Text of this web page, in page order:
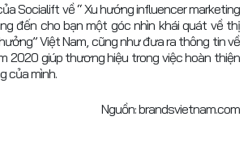
Socialift về “ Xu hướng influencer marketing
đến cho bạn một góc nhìn khái quát về thị
Việt Nam, cũng như đưa ra thông tin về
2020 giúp thương hiệu trong việc hoàn thiện
của mình.
Nguồn: brandsvietnam.com